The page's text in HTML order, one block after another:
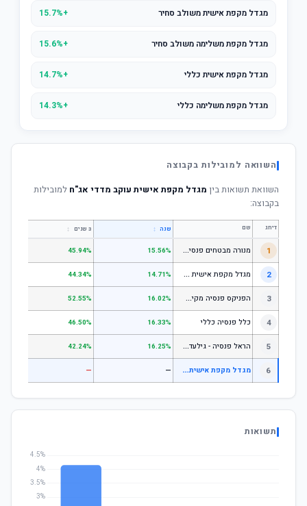
מגדל מקפת אישית משולב סחיר +15.7%
מגדל מקפת משלימה משולב סחיר +15.6%
מגדל מקפת אישית כללי +14.7%
מגדל מקפת משלימה כללי +14.3%
השוואה למובילות בקבוצה
השוואת תשואות בין מגדל מקפת אישית עוקב מדדי אג"ח למובילות
בקבוצה:
דירוג שם שנה ↕ 3 שנים ↕
1 מ
נורה מבטחים פנסיה - כללי 15.56%
45.94%
2 מ
גדל מקפת אישית כללי 14.71%
44.34%
3 ה
פניקס פנסיה מקיפה - מסלול לבני 50 ומטה 16.02%
52.55%
4 כלל פנסיה כללי 16.33%
46.50%
5 ה
ראל פנסיה - גילעד כללי 16.25%
42.24%
6 מ
גדל מקפת אישית עוקב מדדי אג"ח —
—
תשואות